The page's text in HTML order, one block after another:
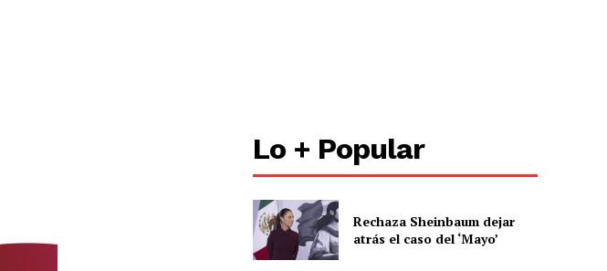
Lo + Popular
Rechaza Sheinbaum dejar
atrás el caso del ‘Mayo’